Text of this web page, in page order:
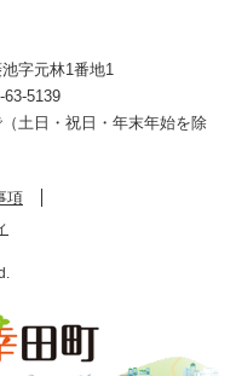
字元林1番地1
63-5139
土日・祝日・年末年始を除
項